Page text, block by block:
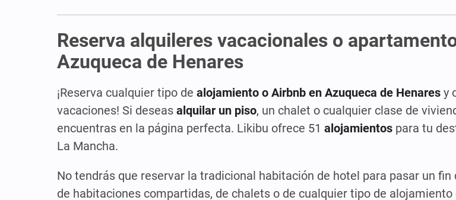
Reserva alquileres vacacionales o
Azuqueca de Henares
¡Reserva cualquier tipo de alojamiento o Airbnb en Azuqueca de Henares y
vacaciones! Si deseas alquilar un piso, un chalet o cualquier clase de
encuentras en la página perfecta. Likibu ofrece 51 alojamientos para tu
La Mancha.
No tendrás que reservar la tradicional habitación de hotel para pasar un fin
de habitaciones compartidas, de chalets o de cualquier tipo de